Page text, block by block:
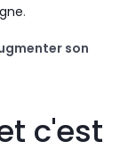
.
son
c'est